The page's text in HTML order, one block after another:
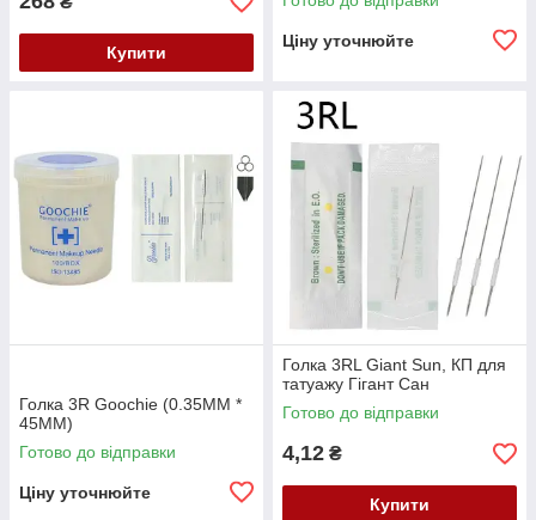
Купити
Ціну уточнюйте
Голка 3R Goochie (0.35MM *
45MM)
Готово до відправки
Ціну уточнюйте
Голка 3RL Giant Sun, КП для
татуажу Гігант Сан
Готово до відправки
4,12 ₴
Купити